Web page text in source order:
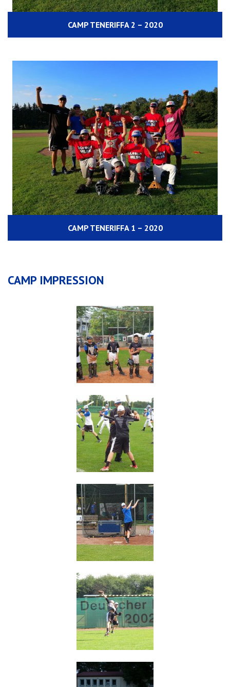
CAMP TENERIFFA 2 – 2020
CAMP TENERIFFA 1 – 2020
CAMP IMPRESSION